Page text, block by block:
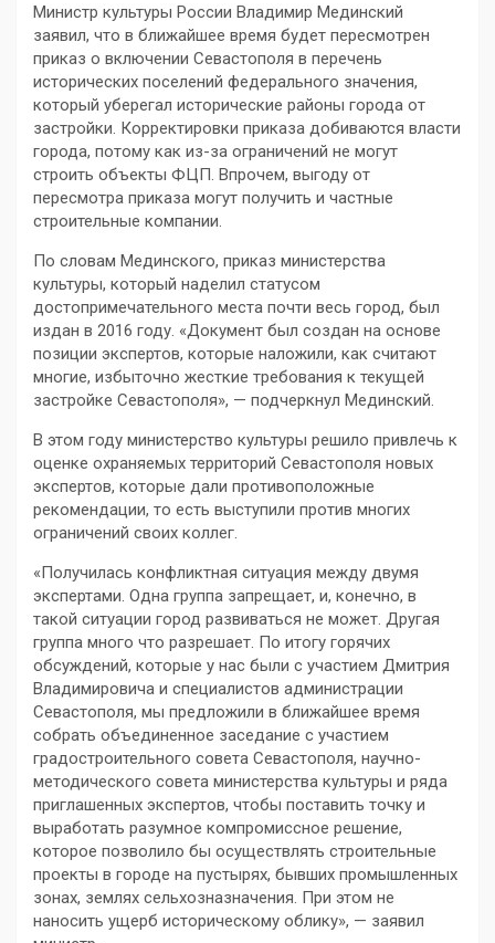
Министр культуры России Владимир Мединский
заявил, что в ближайшее время будет пересмотрен
приказ о включении Севастополя в перечень
исторических поселений федерального значения,
который уберегал исторические районы города от
застройки. Корректировки приказа добиваются власти
города, потому как из-за ограничений не могут
строить объекты ФЦП. Впрочем, выгоду от
пересмотра приказа могут получить и частные
строительные компании.
По словам Мединского, приказ министерства
культуры, который наделил статусом
достопримечательного места почти весь город, был
издан в 2016 году. «Документ был создан на основе
позиции экспертов, которые наложили, как считают
многие, избыточно жесткие требования к текущей
застройке Севастополя», — подчеркнул Мединский.
В этом году министерство культуры решило привлечь к
оценке охраняемых территорий Севастополя новых
экспертов, которые дали противоположные
рекомендации, то есть выступили против многих
ограничений своих коллег.
«Получилась конфликтная ситуация между двумя
экспертами. Одна группа запрещает, и, конечно, в
такой ситуации город развиваться не может. Другая
группа много что разрешает. По итогу горячих
обсуждений, которые у нас были с участием Дмитрия
Владимировича и специалистов администрации
Севастополя, мы предложили в ближайшее время
собрать объединенное заседание с участием
градостроительного совета Севастополя, научно-
методического совета министерства культуры и ряда
приглашенных экспертов, чтобы поставить точку и
выработать разумное компромиссное решение,
которое позволило бы осуществлять строительные
проекты в городе на пустырях, бывших промышленных
зонах, землях сельхозназначения. При этом не
наносить ущерб историческому облику», — заявил